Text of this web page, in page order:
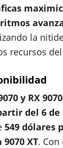
la
recursos
y RX
del 6 de
549 dólares
XT. Con